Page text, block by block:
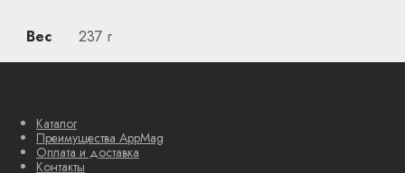
Вес 237 г
Каталог
Преимущества AppMag
Оплата и доставка
Контакты